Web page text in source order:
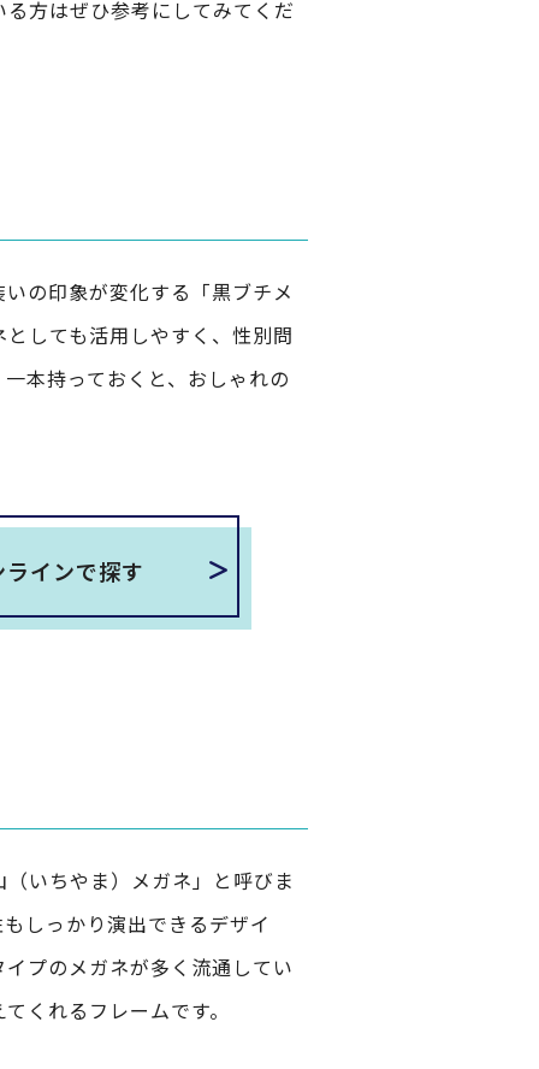
方はぜひ参考にしてみてくだ
の印象が変化する「黒ブチメ
しても活用しやすく、性別問
本持っておくと、おしゃれの
インで探す
いちやま）メガネ」と呼びま
しっかり演出できるデザイ
プのメガネが多く流通してい
くれるフレームです。